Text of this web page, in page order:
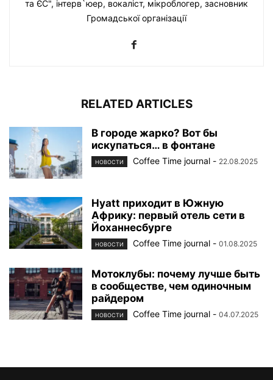
та ЄС", інтерв`юер, вокаліст, мікроблогер, засновник
Громадської організації
RELATED ARTICLES
В городе жарко? Вот бы
искупаться… в фонтане
НОВОСТИ Coffee Time journal - 22.08.2025
Hyatt приходит в Южную
Африку: первый отель сети в
Йоханнесбурге
НОВОСТИ Coffee Time journal - 01.08.2025
Мотоклубы: почему лучше быть
в сообществе, чем одиночным
райдером
НОВОСТИ Coffee Time journal - 04.07.2025